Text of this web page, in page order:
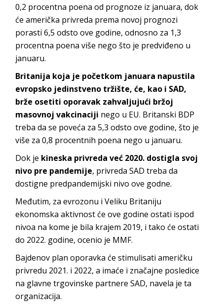
0,2 procentna poena od prognoze iz januara, dok
će američka privreda prema novoj prognozi
porasti 6,5 odsto ove godine, odnosno za 1,3
procentna poena više nego što je predviđeno u
januaru.
Britanija koja je početkom januara napustila
evropsko jedinstveno tržište, će, kao i SAD,
brže osetiti oporavak zahvaljujući bržoj
masovnoj vakcinaciji nego u EU. Britanski BDP
treba da se poveća za 5,3 odsto ove godine, što je
više za 0,8 procentnih poena nego u januaru.
Dok je kineska privreda već 2020. dostigla svoj
nivo pre pandemije, privreda SAD treba da
dostigne predpandemijski nivo ove godne.
Međutim, za evrozonu i Veliku Britaniju
ekonomska aktivnost će ove godine ostati ispod
nivoa na kome je bila krajem 2019, i tako će ostati
do 2022. godine, ocenio je MMF.
Bajdenov plan oporavka će stimulisati američku
privredu 2021. i 2022, a imaće i značajne posledice
na glavne trgovinske partnere SAD, navela je ta
organizacija.